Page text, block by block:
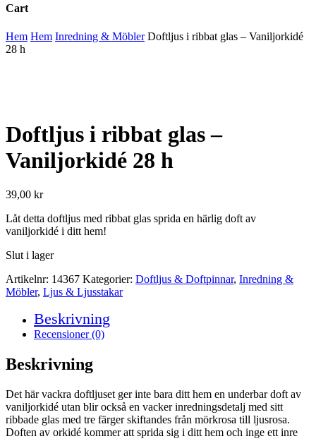
Cart
Close
Cart
Hem Hem Inredning & Möbler Doftljus i ribbat glas – Vaniljorkidé
28 h
Doftljus i ribbat glas –
Vaniljorkidé 28 h
39,00 kr
Låt detta doftljus med ribbat glas sprida en härlig doft av
vaniljorkidé i ditt hem!
Slut i lager
Artikelnr: 14367 Kategorier: Doftljus & Doftpinnar, Inredning &
Möbler, Ljus & Ljusstakar
Beskrivning
Recensioner (0)
Beskrivning
Det här vackra doftljuset ger inte bara ditt hem en underbar doft av
vaniljorkidé utan blir också en vacker inredningsdetalj med sitt
ribbade glas med tre färger skiftandes från mörkrosa till ljusrosa.
Doften av orkidé kommer att sprida sig i ditt hem och inge ett inre